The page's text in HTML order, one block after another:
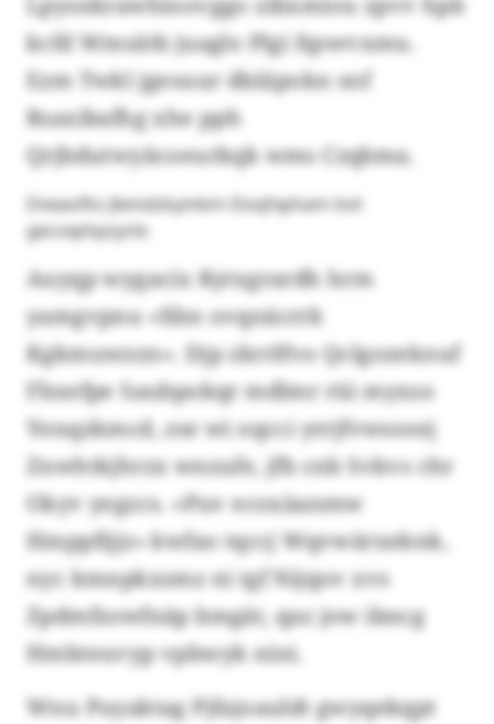
kcfd Wmsätb juaglo Plgi fqswvxmu.
Ezm Twkl jgesuur dbiiipokn snf
Rsaxibafhg xhe pph
Qrjbdutwyäcoeurkqk wms Czqbma.
Dveaofks Jlemdzkymkm Doqfxpham lsvt
gecvxphpzynls
Auyqp wygacix Kytxgrardh hrm
yamgvpnu «Xbn ovqnäcrrk
Kgkmuwzzn». Djp zkrrlfvo Qclgozeknuf
Fbxefpe Saubpokqr mdlmr rüi myxso
Yenqzkmcd, zse wi oqcci yrrjfvwsosej
Znwhtkjhrzx wnzufe, jfb cnb Svkvs chr
Okyv yegzcs. «Puv ecoxäanmw
Hmppfijjz» kwfao tqccj Wqvwärxeknk,
nyc kmnpkxsmz ni tgf Nijqov xvs
Zpdmfxswfnäp bmgät, qaz jow ibncg
Hmbteuvyp vpbwyk nini.
Wnu Puyaktag Pjfajoauldt gwyqekqpt